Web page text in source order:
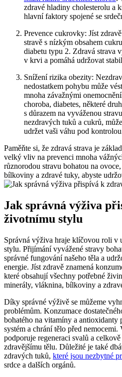
zdravé hladiny cholesterolu a
hlavní faktory spojené se
Prevence cukrovky: Jíst
stravě s nízkým obsahem
diabetu typu 2. Zdravá strava
v krvi a pomáhá udržovat
Snížení rizika obezity:
nedostatkem pohybu může
mnoha závažnými
choroba, diabetes, některé
s důrazem na vyváženou
nezdravých tuků a cukrů,
udržet vaši váhu pod
Paměňte si, že zdravá strava je
velký vliv na prevenci mnoha
různorodou stravu bohatou na
bílkoviny a zdravé tuky, abyste
Jak správná výživa
životnímu stylu
Správná výživa hraje klíčovou roli v
stylu. Přijímání vyvážené stravy
správné fungování našeho těla a
energie. Jíst zdravě znamená
které obsahují všechny potřebné
minerály, vláknina, bílkoviny a
Díky správné výživě se můžeme
problémům. Konzumace
bohatého na vitamíny a antioxidanty
systém a chrání tělo před
podporuje regeneraci svalů a
zdravějšímu tělu. Důležité je také
zdravých tuků, které jsou nezbytné
srdce a dalších orgánů.